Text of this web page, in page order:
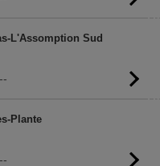
L'Assomption Sud
Plante